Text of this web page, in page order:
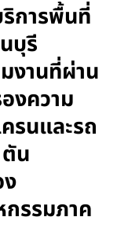
ริการพื้นที่
บุรี
งานที่ผ่าน
งความ
รนและรถ
น
กรรมภาค